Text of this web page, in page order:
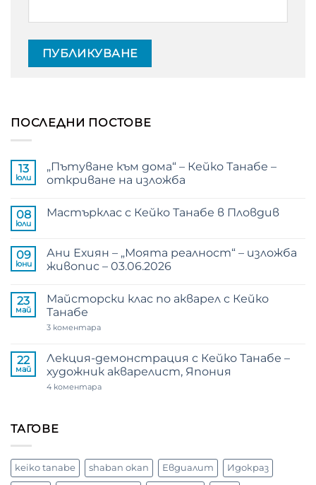
ПОСЛЕДНИ ПОСТОВЕ
13
юли
„Пътуване към дома“ – Кейко Танабе –
откриване на изложба
за
„Пътуване
Кейко
Танабе
на
изложба
08
юли
Мастърклас с Кейко Танабе в Пловдив
Мастърклас
с
Кейко
Пловдив
09
юни
Ани Ехиян – „Моята реалност“ – изложба
живопис – 03.06.2026
за
Ани
Ехиян
–
изложба
живопис
03.06.2026
23
май
Майсторски клас по акварел с Кейко
Танабе
3 коментараза
по
акварел
с
Танабе
22
май
Лекция-демонстрация с Кейко Танабе –
художник акварелист, Япония
4 коментараза
акварелист,
Япония
ТАГОВЕ
keiko tanabe shaban okan Евдиалит Идокраз